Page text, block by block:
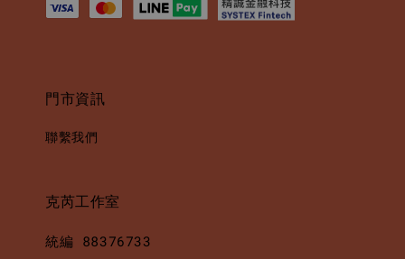
門市資訊
聯繫我們
克芮工作室
統編 88376733